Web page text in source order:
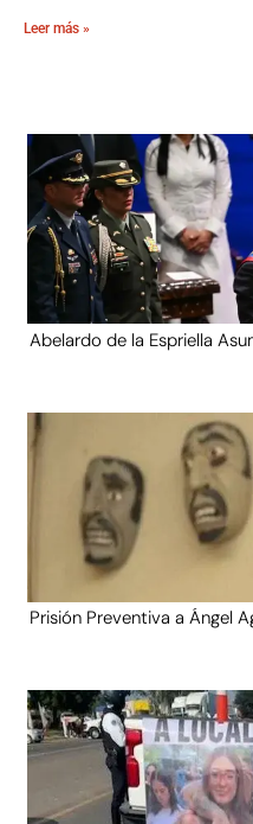
Leer más »
Abelardo de la Espriella
Prisión Preventiva a Ángel